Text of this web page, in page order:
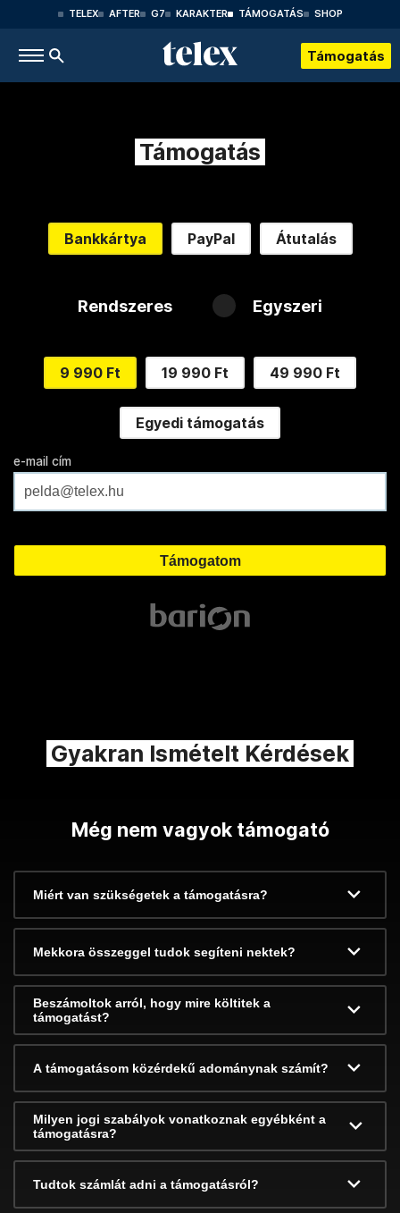
TELEX AFTER G7 KARAKTER TÁMOGATÁS SHOP
Támogatás
Támogatás
Bankkártya PayPal Átutalás
Rendszeres Egyszeri
9 990 Ft 19 990 Ft 49 990 Ft
Egyedi támogatás
e-mail cím
Gyakran Ismételt Kérdések
Még nem vagyok támogató
Miért van szükségetek a támogatásra?
Mekkora összeggel tudok segíteni nektek?
Beszámoltok arról, hogy mire költitek a
támogatást?
A támogatásom közérdekű adománynak számít?
Milyen jogi szabályok vonatkoznak egyébként a
támogatásra?
Tudtok számlát adni a támogatásról?